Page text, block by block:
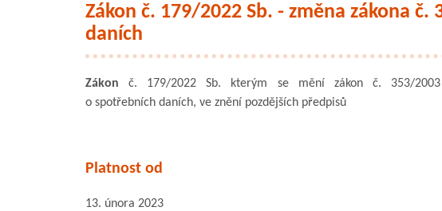
Zákon č. 179/2022 Sb. - změna zákona
daních
Zákon č. 179/2022 Sb. kterým se mění zákon č. 353/2003
o spotřebních daních, ve znění pozdějších předpisů
Platnost od
13. února 2023